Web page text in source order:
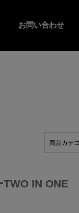
お問い合わせ
商品カテ
IN ONE